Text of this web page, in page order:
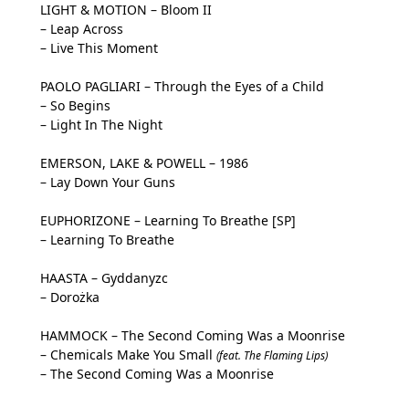
LIGHT & MOTION – Bloom II
– Leap Across
– Live This Moment
PAOLO PAGLIARI – Through the Eyes of a Child
– So Begins
– Light In The Night
EMERSON, LAKE & POWELL – 1986
– Lay Down Your Guns
EUPHORIZONE – Learning To Breathe [SP]
– Learning To Breathe
HAASTA – Gyddanyzc
– Dorożka
HAMMOCK – The Second Coming Was a Moonrise
– Chemicals Make You Small (feat. The Flaming Lips)
– The Second Coming Was a Moonrise